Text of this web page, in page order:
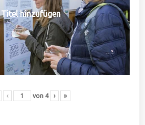
Titel hinzufügen
‹ von 4 › »